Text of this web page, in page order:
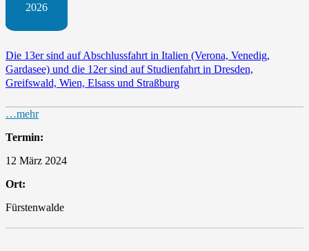
2026
Die 13er sind auf Abschlussfahrt in Italien (Verona, Venedig,
Gardasee) und die 12er sind auf Studienfahrt in Dresden,
Greifswald, Wien, Elsass und Straßburg
…mehr
Termin:
12 März 2024
Ort:
Fürstenwalde